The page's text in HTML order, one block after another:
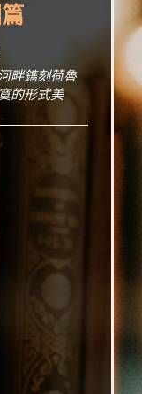
畔鐫刻荷魯
的形式美